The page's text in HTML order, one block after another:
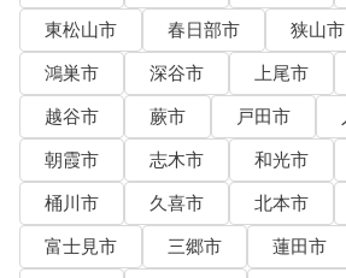
東松山市
春日部市 狭山市
鴻巣市
深谷市 上尾市
越谷市
蕨市 戸田市
朝霞市
志木市 和光市
桶川市
久喜市 北本市
富士見市
三郷市 蓮田市